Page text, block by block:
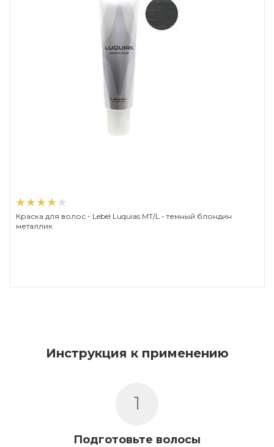
Краска для волос - Lebel Luquias MT/L - темный блондин
металлик
Инструкция к применению
1
Подготовьте волосы